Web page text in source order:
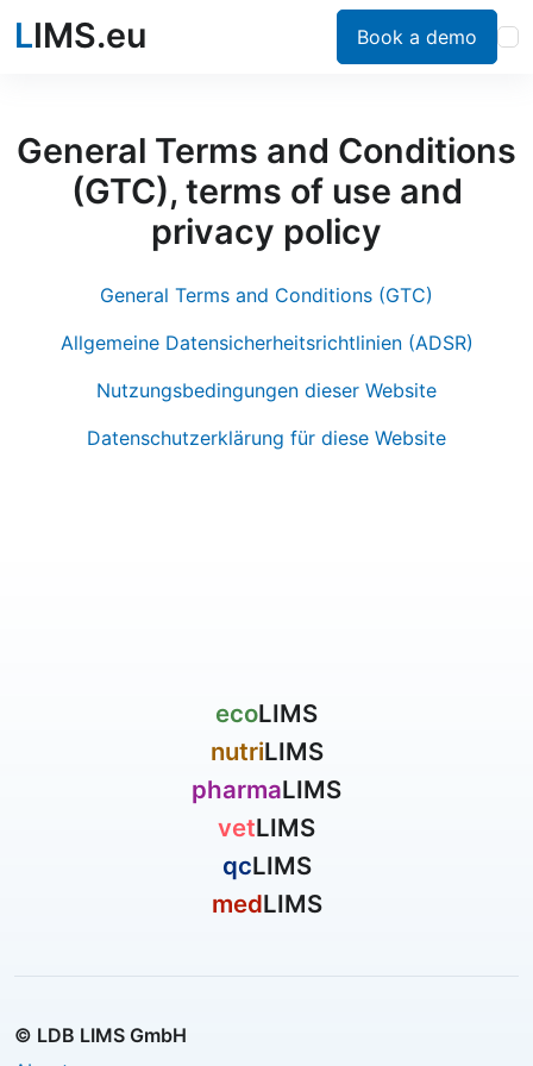
LIMS.eu Book a demo
General Terms and Conditions
(GTC), terms of use and
privacy policy
General Terms and Conditions (GTC)
Allgemeine Datensicherheitsrichtlinien (ADSR)
Nutzungsbedingungen dieser Website
Datenschutzerklärung für diese Website
ecoLIMS
nutriLIMS
pharmaLIMS
vetLIMS
qcLIMS
medLIMS
© LDB LIMS GmbH